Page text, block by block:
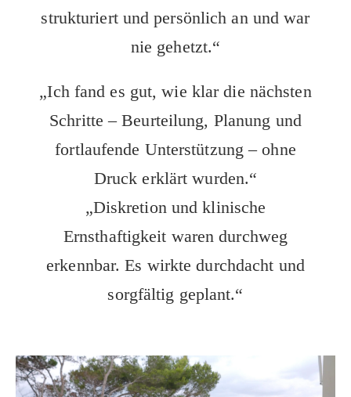
strukturiert und persönlich an und war
nie gehetzt.“
„Ich fand es gut, wie klar die nächsten
Schritte – Beurteilung, Planung und
fortlaufende Unterstützung – ohne
Druck erklärt wurden.“
„Diskretion und klinische
Ernsthaftigkeit waren durchweg
erkennbar. Es wirkte durchdacht und
sorgfältig geplant.“